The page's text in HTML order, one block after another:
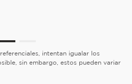
intentan igualar los
sin embargo, estos pueden variar